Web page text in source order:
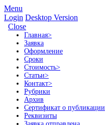
Menu
Login Desktop Version
Close
Главная>
Заявка
Оформление
Сроки
Стоимость>
Статьи>
Контакт>
Рубрики
Архив
Сертификат о публикации
Реквизиты